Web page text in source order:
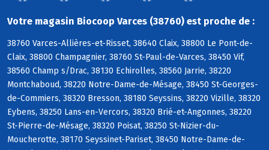
Votre magasin Biocoop Varces (38760) est proche de :
38760 Varces-Allières-et-Risset, 38640 Claix, 38800 Le Pont-de-
Claix, 38800 Champagnier, 38760 St-Paul-de-Varces, 38450 Vif,
38560 Champ s/Drac, 38130 Echirolles, 38560 Jarrie, 38220
Montchaboud, 38220 Notre-Dame-de-Mésage, 38450 St-Georges-
de-Commiers, 38320 Bresson, 38180 Seyssins, 38220 Vizille, 38320
Eybens, 38250 Lans-en-Vercors, 38320 Brié-et-Angonnes, 38220
St-Pierre-de-Mésage, 38320 Poisat, 38250 St-Nizier-du-
Moucherotte, 38170 Seyssinet-Pariset, 38450 Notre-Dame-de-